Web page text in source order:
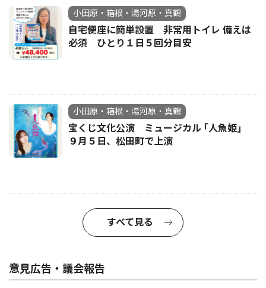
小田原・箱根・湯河原・真鶴
自宅便座に簡単設置 非常用トイレ 備えは
必須 ひとり１日５回分目安
小田原・箱根・湯河原・真鶴
宝くじ文化公演 ミュージカル ｢人魚姫｣
９月５日、松田町で上演
すべて見る
意見広告・議会報告